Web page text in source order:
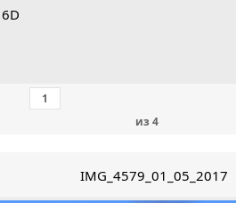
из 4
IMG_4579_01_05_2017